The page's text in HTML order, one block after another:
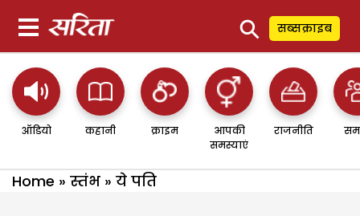
⚲ सब्सक्राइब
ऑडियो कहानी क्राइम
आपकी
समस्याएं
राजनीति
Home » स्तंभ » ये पति